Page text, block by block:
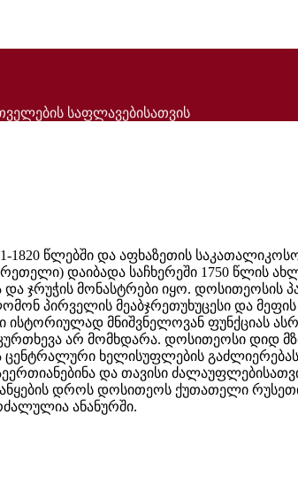
საფლავებისათვის
წლებში და აფხაზეთის
დაიბადა საჩხერეში 1750 წლის
მონასტრები იყო. დოსითეოსის
პირველის მეაბჯრეთუხუცესი და
ისტორიულად მნიშვნელოვან ფუნქციას
არ მომხდარა. დოსითეოსი დიდ
ცენტრალური ხელისუფლების
და თავისი
დროს დოსითეოს ქუთათელი
ანანურში.